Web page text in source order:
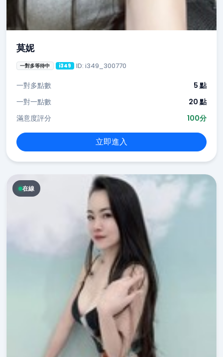
莫妮
一對多等待中 i349 ID: i349_300770
一對多點數
5 點
一對一點數
20 點
滿意度評分
100分
立即進入
在線